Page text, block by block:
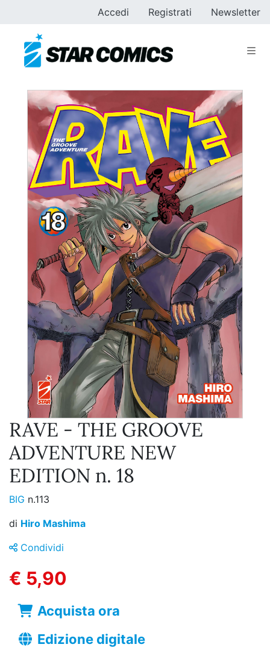
Accedi Registrati Newsletter
RAVE - THE GROOVE
ADVENTURE NEW
EDITION n. 18
BIG n.113
di Hiro Mashima
Condividi
€ 5,90
Acquista ora
Edizione digitale